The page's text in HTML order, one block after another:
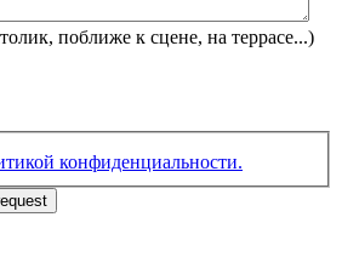
поближе к сцене, на террасе...)
конфиденциальности.